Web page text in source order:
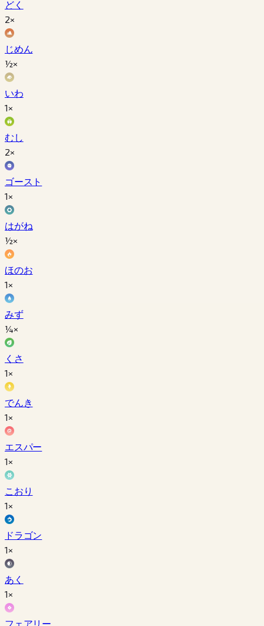
どく
2×
じめん
½×
いわ
1×
むし
2×
ゴースト
1×
はがね
½×
ほのお
1×
みず
¼×
くさ
1×
でんき
1×
エスパー
1×
こおり
1×
ドラゴン
1×
あく
1×
フェアリー